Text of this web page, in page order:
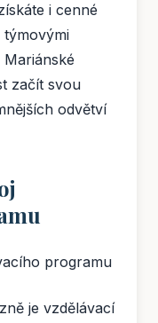
i cenné
týmovými
začít svou
odvětví
programu
je vzdělávací